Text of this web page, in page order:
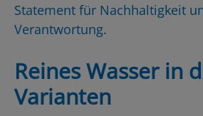
Statement für Nachhaltigkeit
Verantwortung.
Reines Wasser in
Varianten